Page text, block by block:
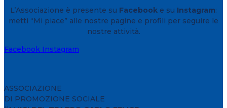
L’Associazione è presente su Facebook e su Instagram:
metti “Mi piace” alle nostre pagine e profili per seguire le
nostre attività.
Facebook Instagram
ASSOCIAZIONE
DI PROMOZIONE SOCIALE